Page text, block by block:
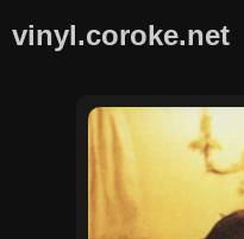
vinyl.coroke.net